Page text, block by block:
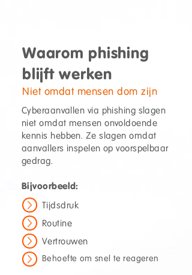
Waarom phishing
blijft werken
Niet omdat mensen dom zijn
Cyberaanvallen via phishing slagen
niet omdat mensen onvoldoende
kennis hebben. Ze slagen omdat
aanvallers inspelen op voorspelbaar
gedrag.
Bijvoorbeeld:
Tijdsdruk
Routine
Vertrouwen
Behoefte om snel te reageren